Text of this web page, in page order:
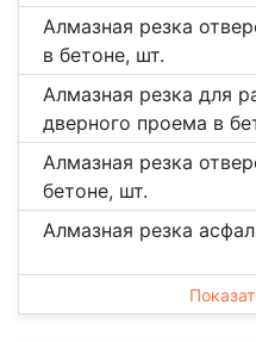
Алмазная резка
в бетоне, шт.
Алмазная резка для
дверного проема в
Алмазная резка
бетоне, шт.
Алмазная резка